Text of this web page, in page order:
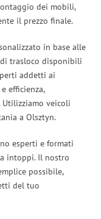
dei mobili,
il prezzo finale.
in base alle
trasloco disponibili
addetti ai
efficienza,
Utilizziamo veicoli
a Olsztyn.
esperti e formati
intoppi. Il nostro
possibile,
del tuo